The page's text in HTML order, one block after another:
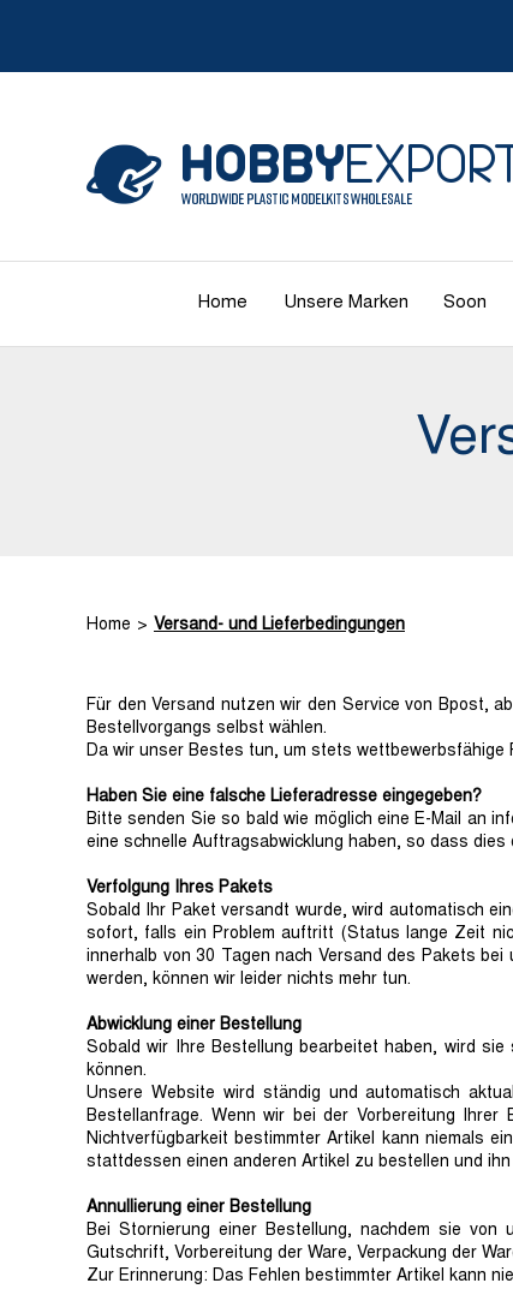
Home Unsere Marken Soon
Home Versand- und Lieferbedingungen
Für den Versand nutzen wir den Service von Bpost,
Bestellvorgangs selbst wählen.
Da wir unser Bestes tun, um stets wettbewerbsfähige
Haben Sie eine falsche Lieferadresse eingegeben?
Bitte senden Sie so bald wie möglich eine E-Mail an
eine schnelle Auftragsabwicklung haben, so dass
Verfolgung Ihres Pakets
Sobald Ihr Paket versandt wurde, wird automatisch
sofort, falls ein Problem auftritt (Status lange Zeit
innerhalb von 30 Tagen nach Versand des Pakets
werden, können wir leider nichts mehr tun.
Abwicklung einer Bestellung
Sobald wir Ihre Bestellung bearbeitet haben, wird
können.
Unsere Website wird ständig und automatisch
Bestellanfrage. Wenn wir bei der Vorbereitung
Nichtverfügbarkeit bestimmter Artikel kann niemals
stattdessen einen anderen Artikel zu bestellen und
Annullierung einer Bestellung
Bei Stornierung einer Bestellung, nachdem sie
Gutschrift, Vorbereitung der Ware, Verpackung der
Zur Erinnerung: Das Fehlen bestimmter Artikel kann